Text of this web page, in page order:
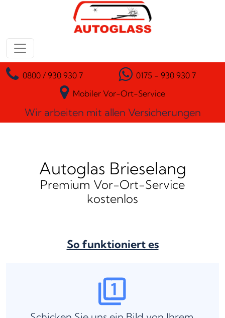
Zum Inhalt springen
Hauptnavigation
0800 / 930 930 7
0175 - 930 930 7
Mobiler Vor-Ort-Service
Wir arbeiten mit allen Versicherungen
Autoglas Brieselang
Premium Vor-Ort-Service
kostenlos
So funktioniert es